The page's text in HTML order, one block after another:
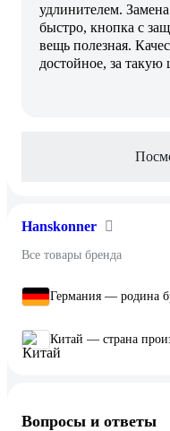
удлинителем.
быстро, кнопка с
вещь полезная.
достойное, за
Hanskonner
Все товары бренда
Германия — родина
Китай — страна
Вопросы и ответы